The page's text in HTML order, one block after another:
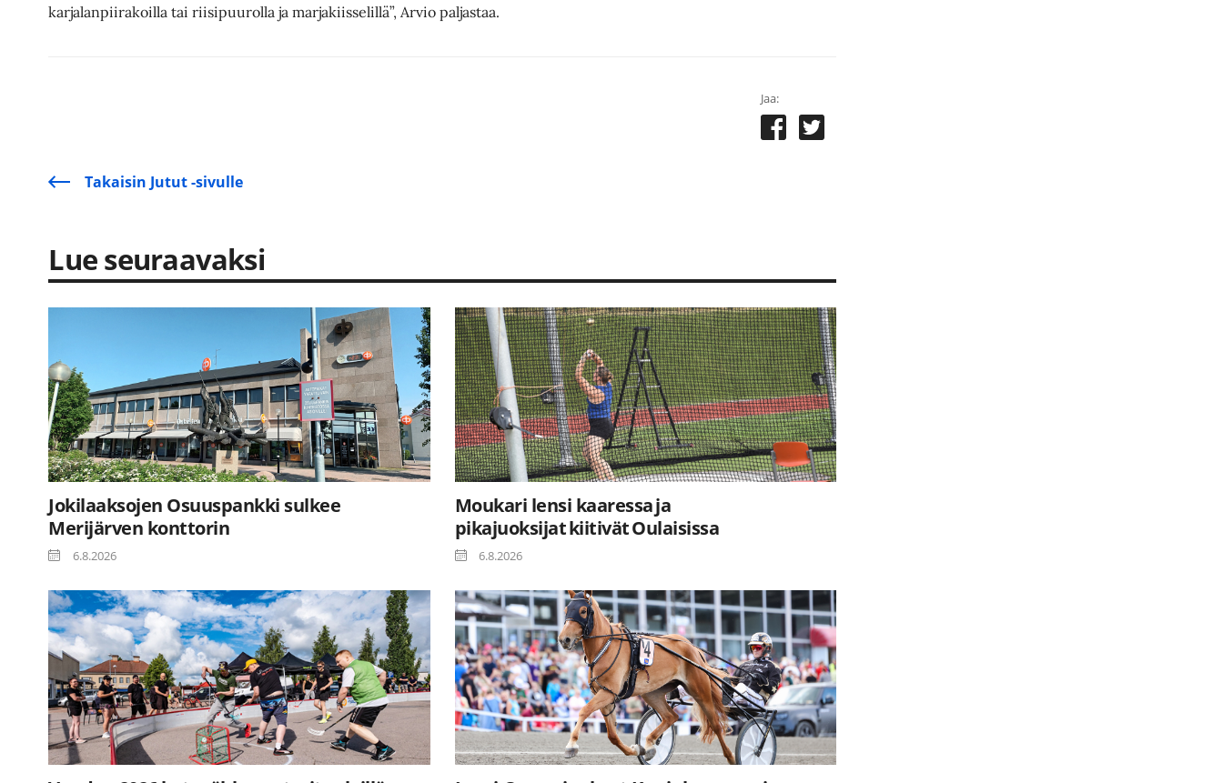
karjalanpiirakoilla tai riisipuurolla ja marjakiisselillä”, Arvio paljastaa.
Jaa:
Takaisin Jutut -sivulle
Lue seuraavaksi
Jokilaaksojen Osuuspankki sulkee
Merijärven konttorin
6.8.2026
Moukari lensi kaaressa ja
pikajuoksijat kiitivät Oulaisissa
6.8.2026